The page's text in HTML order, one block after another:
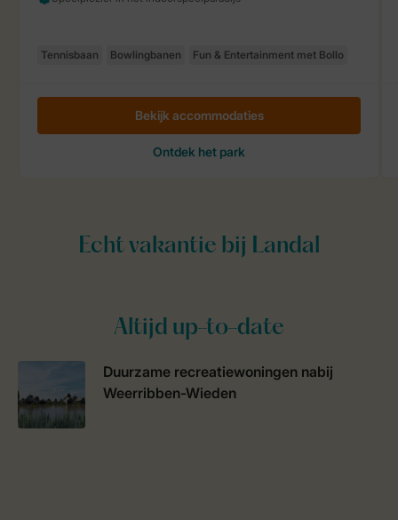
Altijd up-to-date
Duurzame recreatiewoningen nabij
Weerribben-Wieden